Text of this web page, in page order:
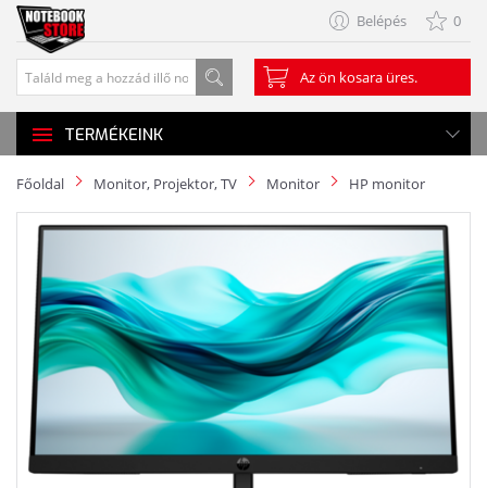
Belépés 0
Az ön kosara üres.
TERMÉKEINK
Főoldal Monitor, Projektor, TV Monitor HP monitor